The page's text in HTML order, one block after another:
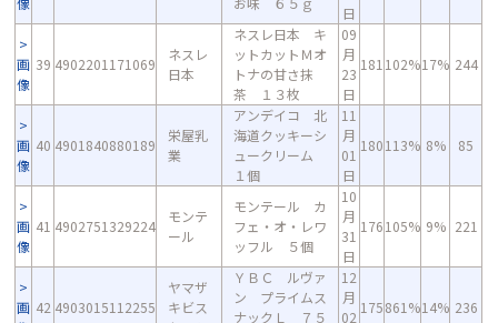
日
画
像
39 4902201171069
ネスレ
日本
ネスレ日本 キ
ットカットＭオ
トナの甘さ抹
茶 １３枚
09
月
23
日
181 102%17% 244
画
像
40 4901840880189
栄屋乳
業
アンデイコ 北
海道クッキーシ
ュークリーム
１個
11
月
01
日
180113% 8% 85
画
像
41 4902751329224
モンテ
ール
モンテール カ
フェ・オ・レワ
ッフル ５個
10
月
31
日
176105% 9% 221
画 42 4903015112255
ヤマザ
キビス
ＹＢＣ ルヴァ
ン プライムス
ナックＬ ７５
12
月
02
175861%14% 236